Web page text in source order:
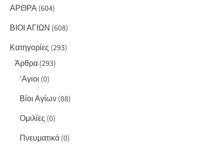
ΑΡΘΡΑ(604)
ΒΙΟΙ ΑΓΙΩΝ (608)
Κατηγορίες (293)
Άρθρα(293)
'Αγιοι (0)
Βίοι Αγίων(88)
Ομιλίες (0)
Πνευματικά(0)